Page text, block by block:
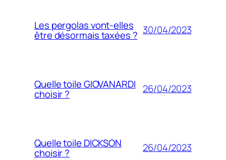
Les pergolas vont-elles
être désormais taxées ? 30/04/2023
Quelle toile GIOVANARDI
choisir ? 26/04/2023
Quelle toile DICKSON
choisir ? 26/04/2023